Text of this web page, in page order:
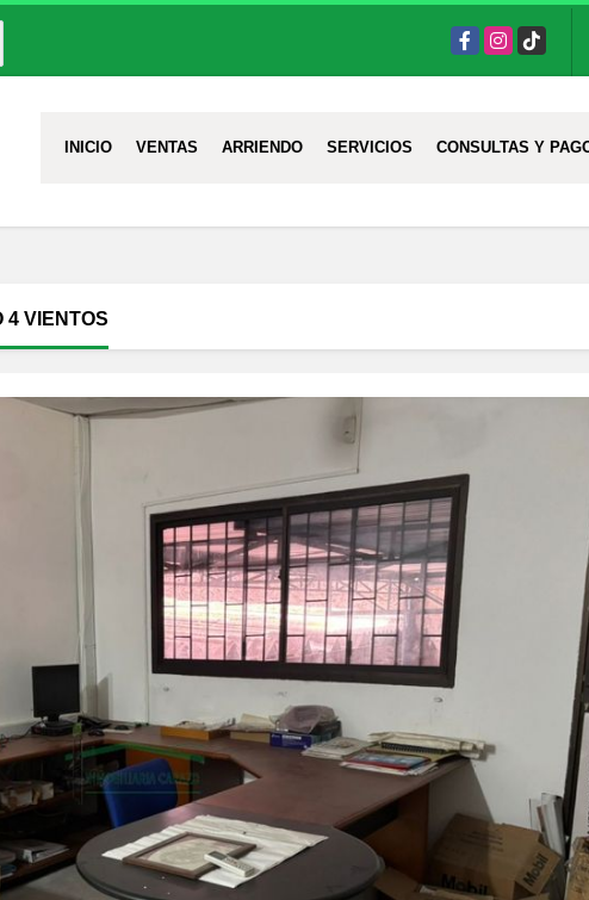
FacebookInstagram
TikTok
INICIO VENTAS ARRIENDO SERVICIOS CONSULTAS Y
4 VIENTOS